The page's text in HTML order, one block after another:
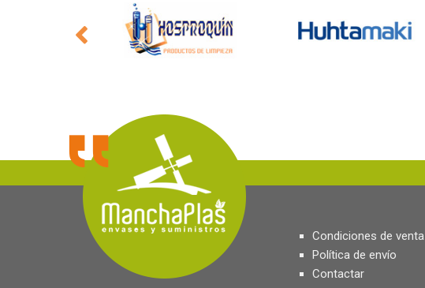
Condiciones de venta
Política de envío
Contactar